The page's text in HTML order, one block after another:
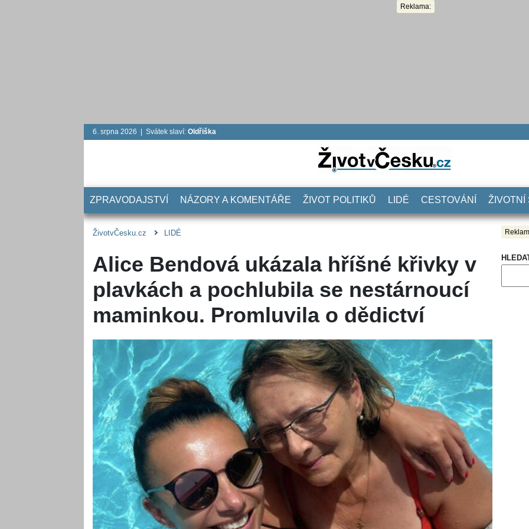
Reklama:
6. srpna 2026 | Svátek slaví: Oldřiška
ZPRAVODAJSTVÍ NÁZORY A KOMENTÁŘE ŽIVOT POLITIKŮ LIDÉ CESTOVÁNÍ ŽIVOTNÍ
ŽivotvČesku.cz LIDÉ
Alice Bendová ukázala hříšné křivky v
plavkách a pochlubila se nestárnoucí
maminkou. Promluvila o dědictví